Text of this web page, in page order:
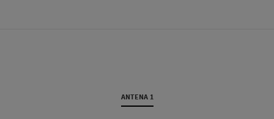
ANTENA 1